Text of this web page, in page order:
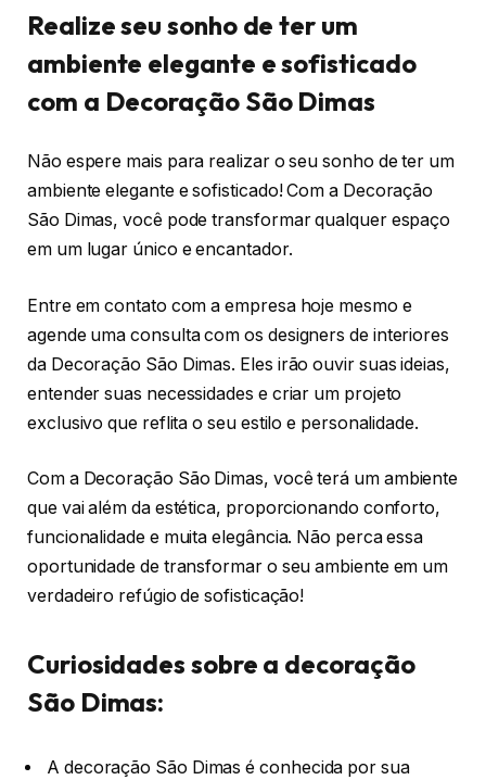
Realize seu sonho de ter um
ambiente elegante e sofisticado
com a Decoração São Dimas
Não espere mais para realizar o seu sonho de ter um
ambiente elegante e sofisticado! Com a Decoração
São Dimas, você pode transformar qualquer espaço
em um lugar único e encantador.
Entre em contato com a empresa hoje mesmo e
agende uma consulta com os designers de interiores
da Decoração São Dimas. Eles irão ouvir suas ideias,
entender suas necessidades e criar um projeto
exclusivo que reflita o seu estilo e personalidade.
Com a Decoração São Dimas, você terá um ambiente
que vai além da estética, proporcionando conforto,
funcionalidade e muita elegância. Não perca essa
oportunidade de transformar o seu ambiente em um
verdadeiro refúgio de sofisticação!
Curiosidades sobre a decoração
São Dimas:
A decoração São Dimas é conhecida por sua